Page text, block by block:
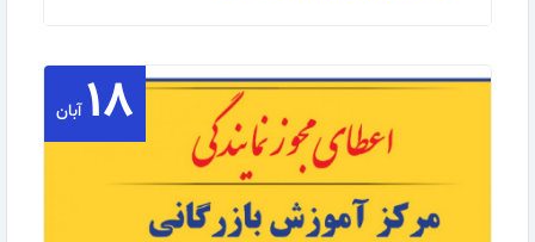
اعطای مجوز نمایندگی در استان لرستان به گزارش روابط
عمومی مرکز آموزش بازگانی: مرکز آموزش …
ادامه مطلب
۱۸ آبان